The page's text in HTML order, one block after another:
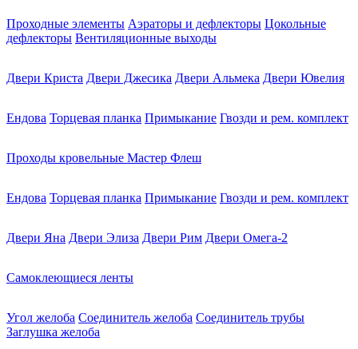
Проходные элементы Аэраторы и дефлекторы Цокольные
дефлекторы Вентиляционные выходы
Двери Криста Двери Джесика Двери Альмека Двери Ювелия
Ендова Торцевая планка Примыкание Гвозди и рем. комплект
Проходы кровельные Мастер Флеш
Ендова Торцевая планка Примыкание Гвозди и рем. комплект
Двери Яна Двери Элиза Двери Рим Двери Омега-2
Самоклеющиеся ленты
Угол желоба Соединитель желоба Соединитель трубы
Заглушка желоба